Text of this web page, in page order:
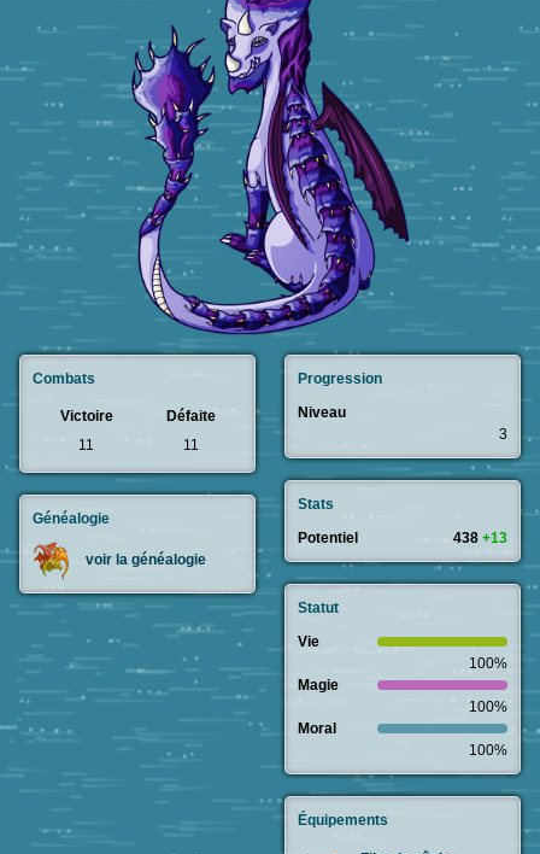
Combats
Victoire
Défaite
11
11
Généalogie
voir la généalogie
Progression
Niveau
3
Stats
Potentiel
438 +13
Statut
Vie
100%
Magie
100%
Moral
100%
Équipements